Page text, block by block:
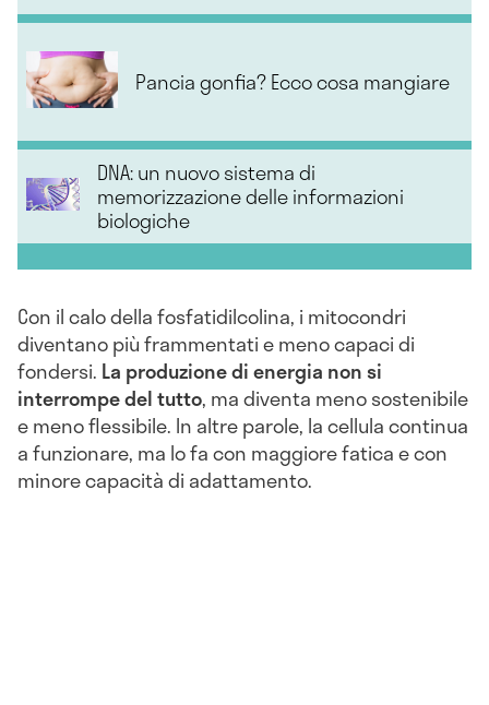
Pancia gonfia? Ecco cosa mangiare
DNA: un nuovo sistema di
memorizzazione delle informazioni
biologiche
Con il calo della fosfatidilcolina, i mitocondri
diventano più frammentati e meno capaci di
fondersi. La produzione di energia non si
interrompe del tutto, ma diventa meno sostenibile
e meno flessibile. In altre parole, la cellula continua
a funzionare, ma lo fa con maggiore fatica e con
minore capacità di adattamento.